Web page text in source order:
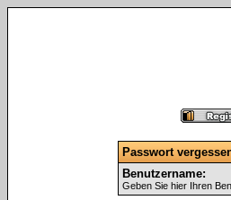
Passwort
Benutzername:
Geben Sie hier Ihren